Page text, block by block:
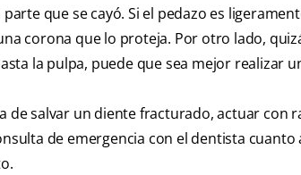
que se cayó. Si el pedazo es
corona que lo proteja. Por otro lado,
la pulpa, puede que sea mejor realizar
de salvar un diente fracturado, actuar con
de emergencia con el dentista